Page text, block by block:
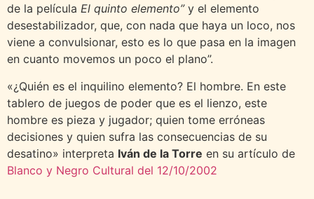
de la película El quinto elemento”y el elemento
desestabilizador, que, con nada que haya un loco, nos
viene a convulsionar, esto es lo que pasa en la imagen
en cuanto movemos un poco el plano”.
«¿Quién es el inquilino elemento? El hombre. En este
tablero de juegos de poder que es el lienzo, este
hombre es pieza y jugador; quien tome erróneas
decisiones y quien sufra las consecuencias de su
desatino» interpreta Iván de la Torre en su artículo de
Blanco y Negro Cultural del 12/10/2002